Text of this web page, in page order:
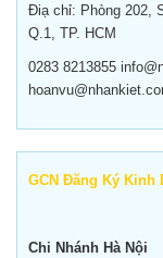
Điạ chỉ: Phòng 202,
Q.1, TP. HCM
0283 8213855
GCN Đăng Ký Kinh
Chi Nhánh Hà Nội